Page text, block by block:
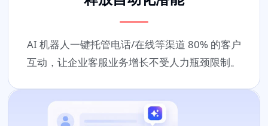
AI 机器人一键托管电话/在线等渠道 80% 的客户
互动，让企业客服业务增长不受人力瓶颈限制。